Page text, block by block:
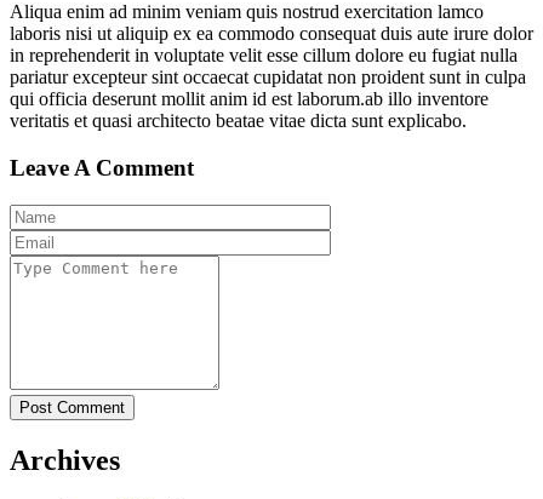
Aliqua enim ad minim veniam quis nostrud exercitation lamco
laboris nisi ut aliquip ex ea commodo consequat duis aute irure dolor
in reprehenderit in voluptate velit esse cillum dolore eu fugiat nulla
pariatur excepteur sint occaecat cupidatat non proident sunt in culpa
qui officia deserunt mollit anim id est laborum.ab illo inventore
veritatis et quasi architecto beatae vitae dicta sunt explicabo.
Leave A Comment
Post Comment
Archives